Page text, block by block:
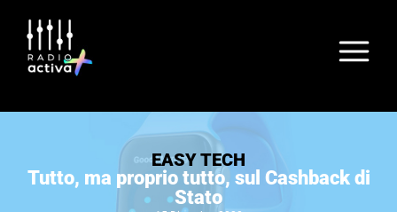
EASY TECH
Tutto, ma proprio tutto, sul Cashback di
Stato